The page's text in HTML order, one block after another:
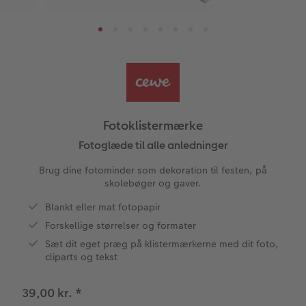
Panoramaside
Tilbehør
Forstørrelse på fotopapir
Fotoklistermærker
Tilbehør
Billede på aluminiumsplade
Billede på akrylglas
Billede på træ
Fotoplakat med kort
Fotoplakat med plakatliste
Fotomagneter
Art prints
Fyld-selv gaveæske
Mobilcovers
Design selv
Foldekort
Postkort
Kort med fotoindstik
Bordkort
Valgmuligheder
Tilbehør
Fotoklistermærke
Fotoglæde til alle anledninger
Brug dine fotominder som dekoration til festen, på
skolebøger og gaver.
Blankt eller mat fotopapir
Forskellige størrelser og formater
Sæt dit eget præg på klistermærkerne med dit foto,
cliparts og tekst
39,00 kr. *